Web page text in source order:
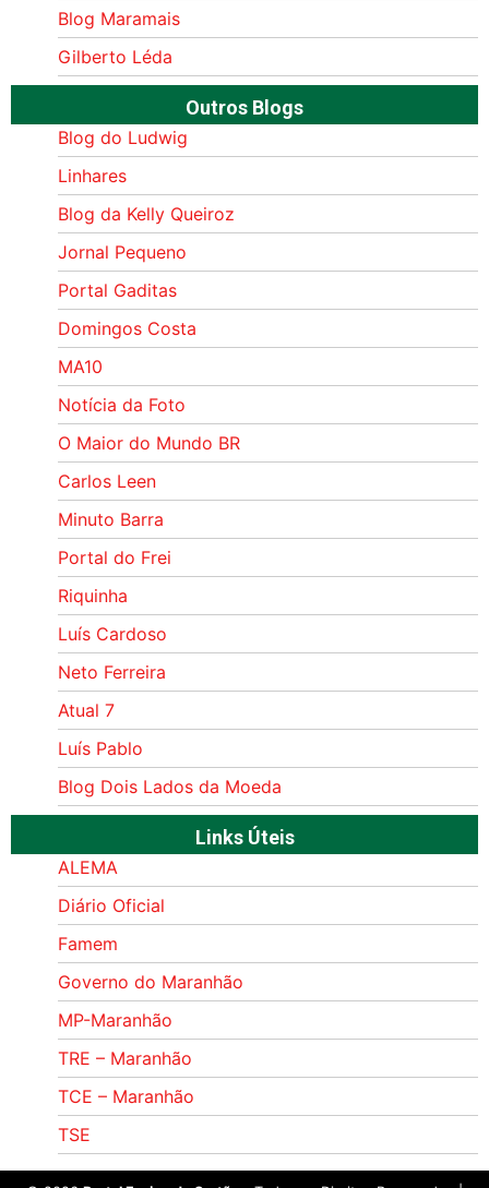
Blog Maramais
Gilberto Léda
Outros Blogs
Blog do Ludwig
Linhares
Blog da Kelly Queiroz
Jornal Pequeno
Portal Gaditas
Domingos Costa
MA10
Notícia da Foto
O Maior do Mundo BR
Carlos Leen
Minuto Barra
Portal do Frei
Riquinha
Luís Cardoso
Neto Ferreira
Atual 7
Luís Pablo
Blog Dois Lados da Moeda
Links Úteis
ALEMA
Diário Oficial
Famem
Governo do Maranhão
MP-Maranhão
TRE – Maranhão
TCE – Maranhão
TSE